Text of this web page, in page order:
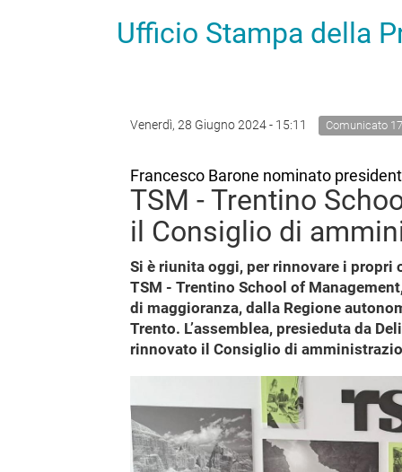
Ufficio Stampa della
Venerdì, 28 Giugno 2024 - 15:11 Comunicato
Francesco Barone nominato
TSM - Trentino
il Consiglio di
Si è riunita oggi, per rinnovare i propri
TSM - Trentino School of
di maggioranza, dalla Regione
Trento. L’assemblea, presieduta da
rinnovato il Consiglio di